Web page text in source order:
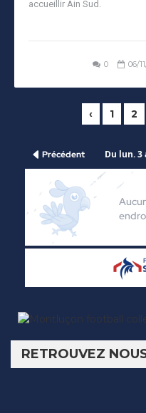
accueillir Ain Sud.
0 06/
‹ 1 2
RETROUVEZ